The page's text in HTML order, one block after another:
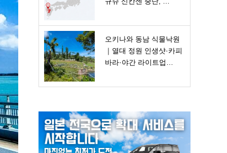
오키나와 동남 식물낙원
｜열대 정원 인생샷·카피
바라·야간 라이트업…